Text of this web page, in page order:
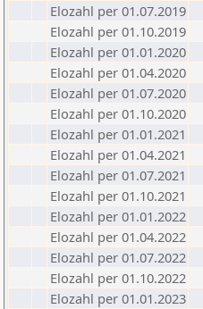
Elozahl per 01.07.2019
Elozahl per 01.10.2019
Elozahl per 01.01.2020
Elozahl per 01.04.2020
Elozahl per 01.07.2020
Elozahl per 01.10.2020
Elozahl per 01.01.2021
Elozahl per 01.04.2021
Elozahl per 01.07.2021
Elozahl per 01.10.2021
Elozahl per 01.01.2022
Elozahl per 01.04.2022
Elozahl per 01.07.2022
Elozahl per 01.10.2022
Elozahl per 01.01.2023